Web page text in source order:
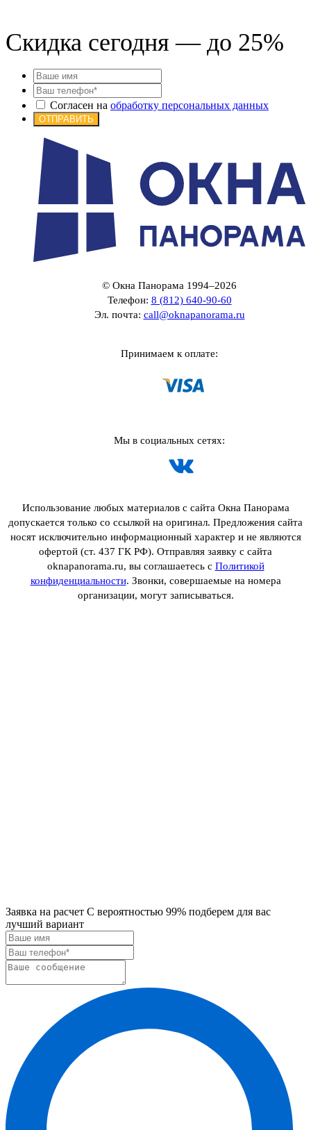
Скидка сегодня — до 25%
Согласен на обработку персональных данных
ОТПРАВИТЬ
© Окна Панорама 1994–2026
Телефон: 8 (812) 640-90-60
Эл. почта: call@oknapanorama.ru
Принимаем к оплате:
Мы в социальных сетях:
Использование любых материалов с сайта Окна Панорама
допускается только со ссылкой на оригинал. Предложения сайта
носят исключительно информационный характер и не являются
офертой (ст. 437 ГК РФ). Отправляя заявку с сайта
oknapanorama.ru, вы соглашаетесь с Политикой
конфиденциальности. Звонки, совершаемые на номера
организации, могут записываться.
Заявка на расчет С вероятностью 99% подберем для вас
лучший вариант